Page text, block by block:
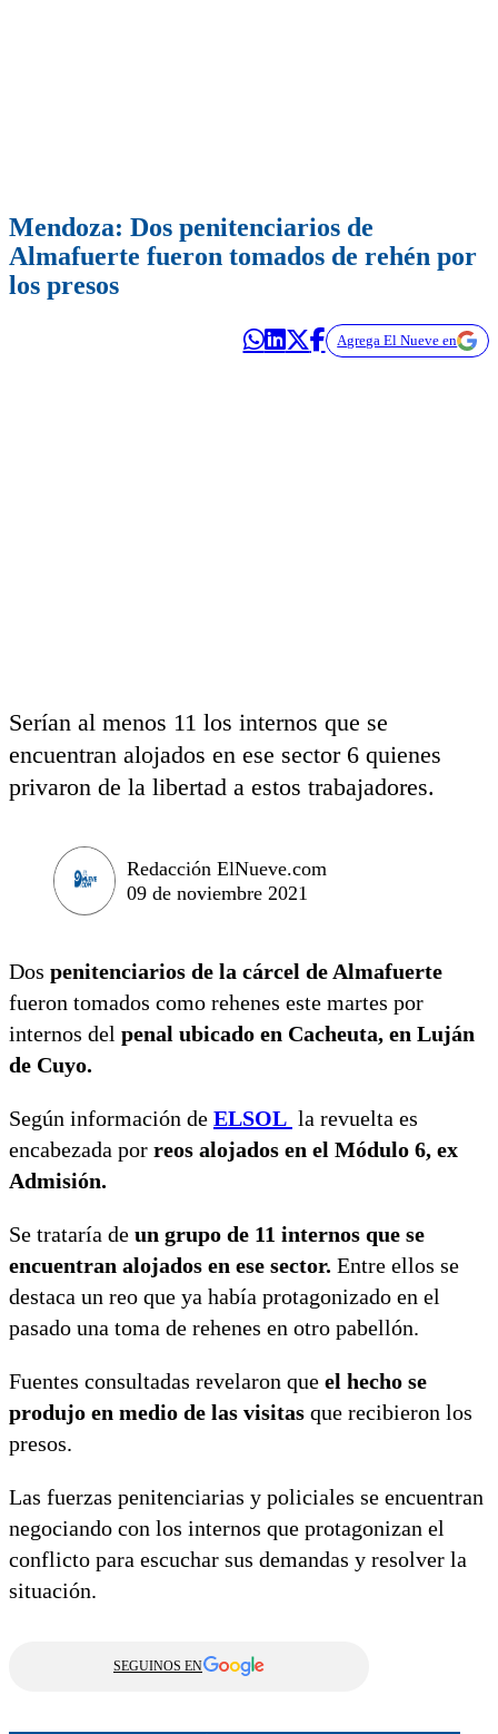
Mendoza: Dos penitenciarios de
Almafuerte fueron tomados de rehén por
los presos
Agrega El Nueve en
Serían al menos 11 los internos que se
encuentran alojados en ese sector 6 quienes
privaron de la libertad a estos trabajadores.
Redacción ElNueve.com
09 de noviembre 2021
Dos penitenciarios de la cárcel de Almafuerte
fueron tomados como rehenes este martes por
internos del penal ubicado en Cacheuta, en Luján
de Cuyo.
Según información de ELSOL la revuelta es
encabezada por reos alojados en el Módulo 6, ex
Admisión.
Se trataría de un grupo de 11 internos que se
encuentran alojados en ese sector. Entre ellos se
destaca un reo que ya había protagonizado en el
pasado una toma de rehenes en otro pabellón.
Fuentes consultadas revelaron que el hecho se
produjo en medio de las visitas que recibieron los
presos.
Las fuerzas penitenciarias y policiales se encuentran
negociando con los internos que protagonizan el
conflicto para escuchar sus demandas y resolver la
situación.
SEGUINOS EN